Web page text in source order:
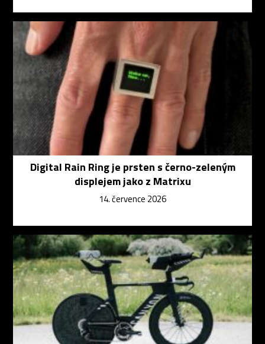
Digital Rain Ring je prsten s černo-zeleným
displejem jako z Matrixu
14. července 2026